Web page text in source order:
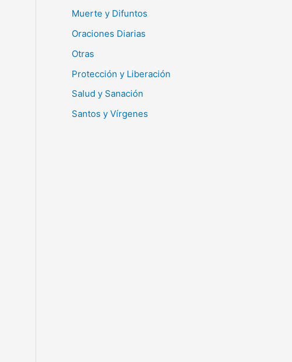
Muerte y Difuntos
Oraciones Diarias
Otras
Protección y Liberación
Salud y Sanación
Santos y Vírgenes